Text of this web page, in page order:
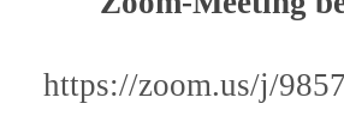
https://zoom.us/j/